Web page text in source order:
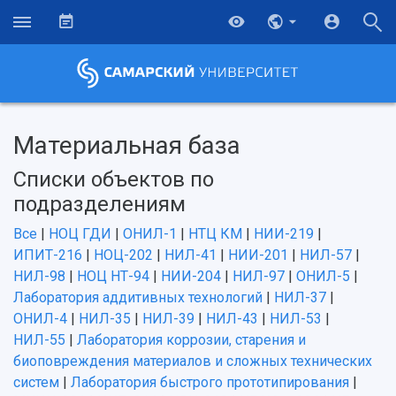
Материальная база
Списки объектов по
подразделениям
Все НОЦ ГДИ ОНИЛ-1 НТЦ КМ НИИ-219
ИПИТ-216
НОЦ-202 НИЛ-41 НИИ-201 НИЛ-57
НИЛ-98
НОЦ НТ-94 НИИ-204 НИЛ-97 ОНИЛ-5
Лаборатория аддитивных технологий
НИЛ-37
ОНИЛ-4
НИЛ-35 НИЛ-39 НИЛ-43 НИЛ-53
НИЛ-55
Лаборатория коррозии, старения и
биоповреждения материалов и сложных технических
систем
Лаборатория быстрого прототипирования